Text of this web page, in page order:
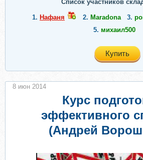
Список участников
1. Нафаня 2. Maradona 3.
5. михаил500
Купить
Курс
эффективного
(Андрей
8 июн 2014